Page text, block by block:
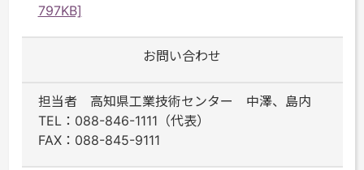
797KB]
お問い合わせ
担当者 高知県工業技術センター 中澤、島内
TEL：088-846-1111（代表）
FAX：088-845-9111